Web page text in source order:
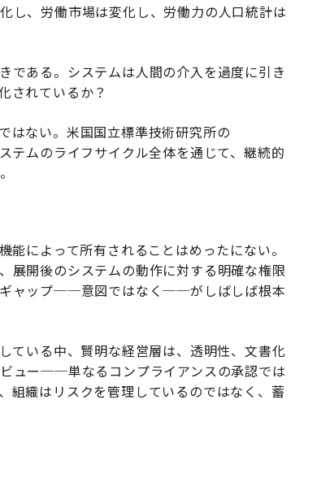
し、労働市場は変化し、労働力の人口統計は
である。システムは人間の介入を過度に引き
されているか？
はない。米国国立標準技術研究所の
テムのライフサイクル全体を通じて、継続的
によって所有されることはめったにない。
展開後のシステムの動作に対する明確な権限
ギャップ──意図ではなく──がしばしば根本
ている中、賢明な経営層は、透明性、文書化
ュー──単なるコンプライアンスの承認では
織はリスクを管理しているのではなく、蓄